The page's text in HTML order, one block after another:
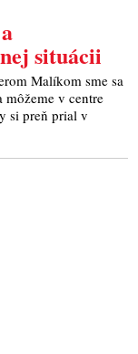
situácii
Malíkom sme sa
môžeme v centre
si preň prial v